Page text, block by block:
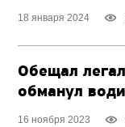
18 января 2024
Обещал
обманул
16 ноября 2023